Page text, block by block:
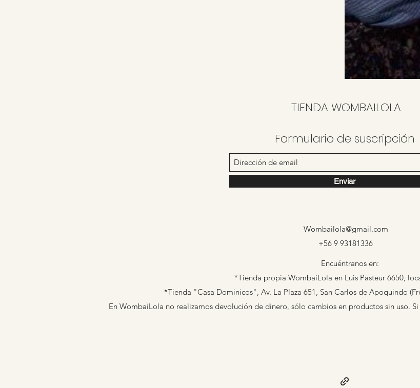
TIENDA WOMBAILOLA
Formulario de suscripción
Enviar
Wombailola@gmail.com
+56 9 93181336
Encuéntranos en:
*Tienda propia WombaiLola en Luis Pasteur 6650,
*Tienda "Casa Dominicos", Av. La Plaza 651, San Carlos de Apoquindo
En WombaiLola no realizamos devolución de dinero, sólo cambios en productos sin uso.